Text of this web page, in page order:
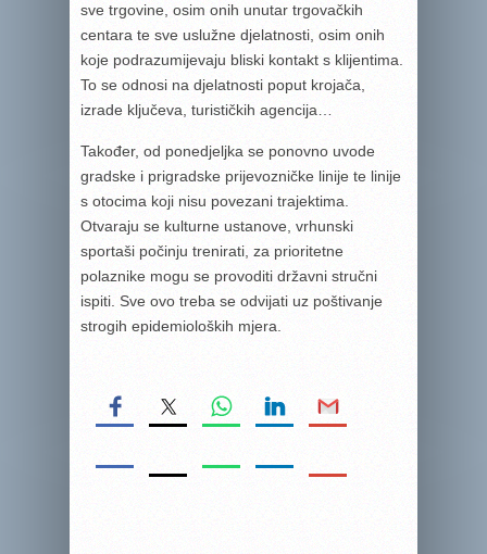
sve trgovine, osim onih unutar trgovačkih
centara te sve uslužne djelatnosti, osim onih
koje podrazumijevaju bliski kontakt s klijentima.
To se odnosi na djelatnosti poput krojača,
izrade ključeva, turističkih agencija…
Također, od ponedjeljka se ponovno uvode
gradske i prigradske prijevozničke linije te linije
s otocima koji nisu povezani trajektima.
Otvaraju se kulturne ustanove, vrhunski
sportaši počinju trenirati, za prioritetne
polaznike mogu se provoditi državni stručni
ispiti. Sve ovo treba se odvijati uz poštivanje
strogih epidemioloških mjera.